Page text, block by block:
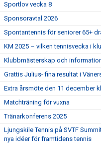
Sportlov vecka 8
Sponsoravtal 2026
Spontantennis för seniorer 65+
KM 2025 – vilken tennisvecka i
Klubbmästerskap och
Grattis Julius- fina resultat i
Extra årsmöte den 11 december
Matchträning för vuxna
Tränarkonferens 2025
Ljungskile Tennis på SVTF
nya idéer för framtidens tennis